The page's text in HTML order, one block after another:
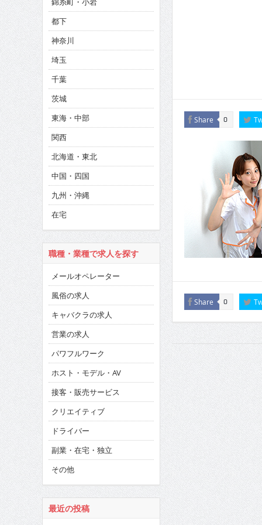
CINEMA×STYLE 286号
CINEMA×STYLE 285号
CINEMA×STYLE 294号
Share 0
Share 0
都下
神奈川
埼玉
千葉
茨城
東海・中部
関西
北海道・東北
中国・四国
九州・沖縄
在宅
職種・業種で求人を探す
メールオペレーター
風俗の求人
キャバクラの求人
営業の求人
パワフルワーク
ホスト・モデル・AV
接客・販売サービス
クリエイティブ
ドライバー
副業・在宅・独立
その他
最近の投稿